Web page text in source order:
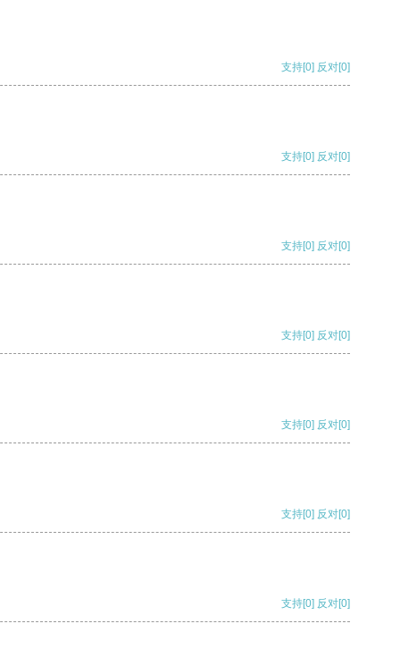
支持[0] 反对[0]
支持[0] 反对[0]
支持[0] 反对[0]
支持[0] 反对[0]
支持[0] 反对[0]
支持[0] 反对[0]
支持[0] 反对[0]